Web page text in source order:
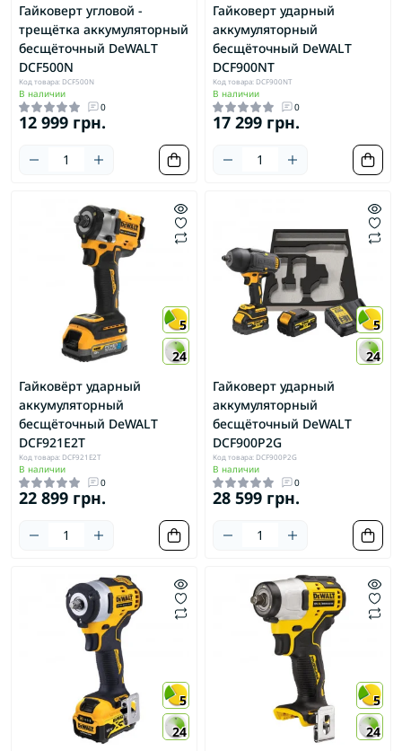
Гайковерт угловой -
трещётка аккумуляторный
бесщёточный DeWALT
DCF500N
Код товара: DCF500N
В наличии
0
12 999 грн.
Гайковерт ударный
аккумуляторный
бесщёточный DeWALT
DCF900NT
Код товара: DCF900NT
В наличии
0
17 299 грн.
5
24
Гайковёрт ударный
аккумуляторный
бесщёточный DeWALT
DCF921E2T
Код товара: DCF921E2T
В наличии
0
22 899 грн.
5
24
Гайковерт ударный
аккумуляторный
бесщёточный DeWALT
DCF900P2G
Код товара: DCF900P2G
В наличии
0
28 599 грн.
5
24
5
24